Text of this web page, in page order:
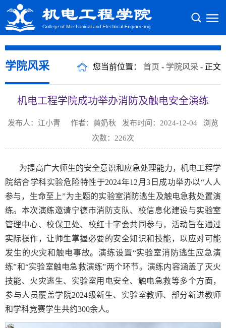
学院风采 您当前位置： 首页 - 学院风采 - 正文
机电工程学院成功举办消防及触电安全演练
发布人：江小青 作者：黄奶秋 发布时间：2024-12-04 浏览
次数： 226次
为提高广大师生的安全意识和应急处理能力，机电工程学
院结合学科实验危险特性于2024年12月3日成功举办以“人人
参与，生命至上”为主题的实验室消防逃生及触电急救处置演
练。本次演练邀请宁德市消防支队、校信息化建设与实验室
管理中心、校保卫处、校红十字会共同参与，活动旨在通过
实际操作，让师生掌握必要的安全知识和技能，以应对可能
发生的火灾和触电事故。演练设置“实验室消防逃生应急演
练”和“实验室触电急救演练”两个环节。演练内容涵盖了灭火
技能、火灾逃生、实验室用电安全、触电急救等多个方面，
参与人员覆盖学院2024级新生、实验室教师、部分新进教师
和学科竞赛学生共约300余人。